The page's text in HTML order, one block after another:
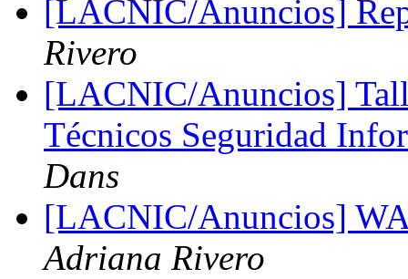
[LACNIC/Anuncios]
Rivero
[LACNIC/Anuncios]
Técnicos Seguridad
Dans
[LACNIC/Anuncios]
Adriana Rivero